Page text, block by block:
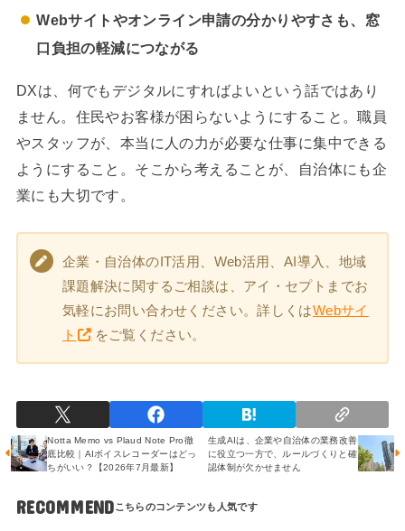
Webサイトやオンライン申請の分かりやすさも、窓
口負担の軽減につながる
DXは、何でもデジタルにすればよいという話ではあり
ません。住民やお客様が困らないようにすること。職員
やスタッフが、本当に人の力が必要な仕事に集中できる
ようにすること。そこから考えることが、自治体にも企
業にも大切です。
企業・自治体のIT活用、Web活用、AI導入、地域
課題解決に関するご相談は、アイ・セプトまでお
気軽にお問い合わせください。詳しくはWebサイ
ト
をご覧ください。
Notta Memo vs Plaud Note Pro徹
底比較｜AIボイスレコーダーはどっ
ちがいい？【2026年7月最新】
生成AIは、企業や自治体の業務改善
に役立つ一方で、ルールづくりと確
認体制が欠かせません
RECOMMEND